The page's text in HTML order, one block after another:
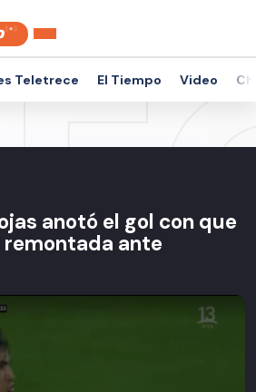
Teletrece El Tiempo Video
anotó el gol con que
remontada ante